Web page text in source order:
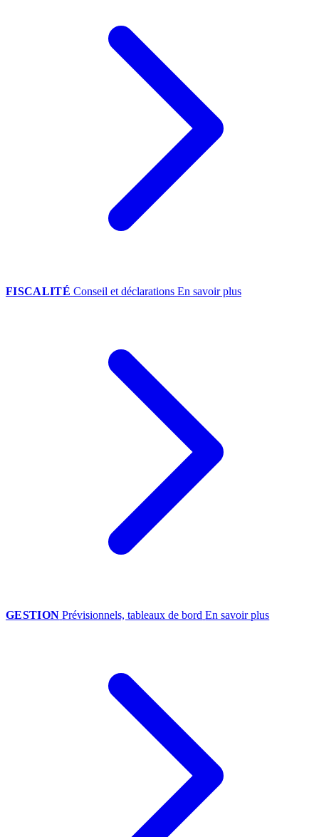
FISCALITÉ Conseil et déclarations En savoir plus
GESTION Prévisionnels, tableaux de bord En savoir plus